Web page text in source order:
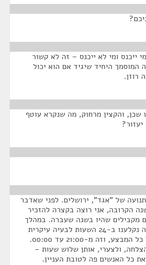
ייכנס ומי לא ייכנס – זה לא קשור
המוסמך היחיד שיגיד אם הוא יכול
רוזן.
שכן, והקצין מרחוק, מה שנקרא עוטף
של "אגד", ירושלים. לפני שאדבר
הקרובה, אני רוצה בקצרה להזכיר
מקבילים שהיו בשנה שעברה. במהלך
המבצע בשנה שעברה נקלענו ב-24 השעות לבעיה עיקרית
שהעיבה, לצערי, על כל המבצע, וזה מ-21:00 עד 00:00.
ולצערי, אותן שלוש שעות –
כל האנשים פה לטובת העניין.